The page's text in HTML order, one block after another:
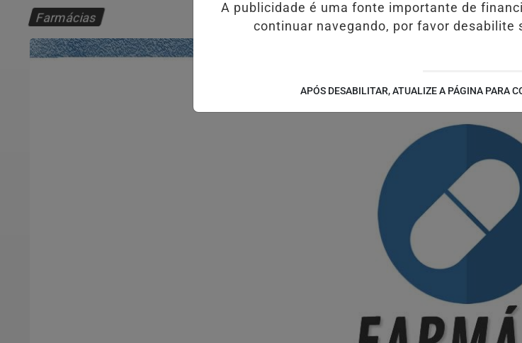
Farmácias
A publicidade é uma fonte importante de
continuar navegando, por favor desabilite
APÓS DESABILITAR, ATUALIZE A PÁGINA PARA